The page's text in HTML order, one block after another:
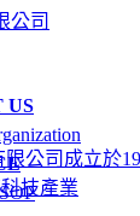
US
SOP
公司成立於
技產業